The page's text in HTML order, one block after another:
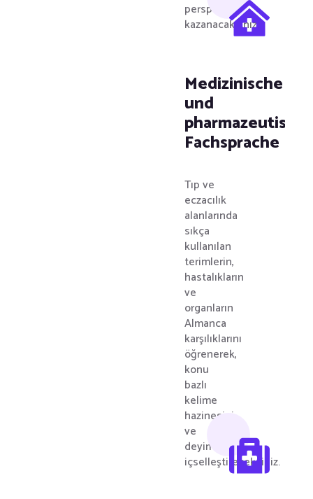
perspektif
kazanacaksınız.
Medizinische
und
Fachsprache
Tıp ve
eczacılık
alanlarında
sıkça
kullanılan
terimlerin,
hastalıkların
ve
organların
Almanca
karşılıklarını
öğrenerek,
konu
bazlı
kelime
hazinesini
ve
deyimleri
içselleştireceksiniz.